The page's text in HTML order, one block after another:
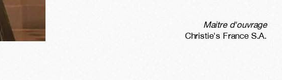
Maitre d'ouvrage
Christie's France S.A.